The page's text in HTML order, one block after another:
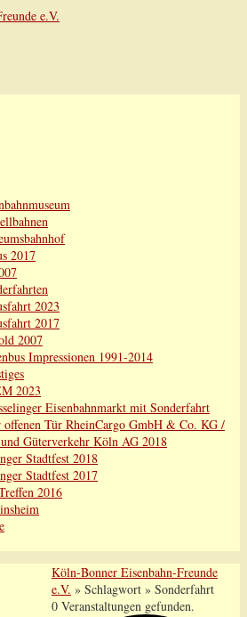
2017
2023
2017
2007
Impressionen 1991-2014
2023
Eisenbahnmarkt mit Sonderfahrt
offenen Tür RheinCargo GmbH & Co. KG /
Güterverkehr Köln AG 2018
Stadtfest 2018
Stadtfest 2017
2016
Köln-Bonner Eisenbahn-Freunde
e.V. » Schlagwort » Sonderfahrt
0 Veranstaltungen gefunden.